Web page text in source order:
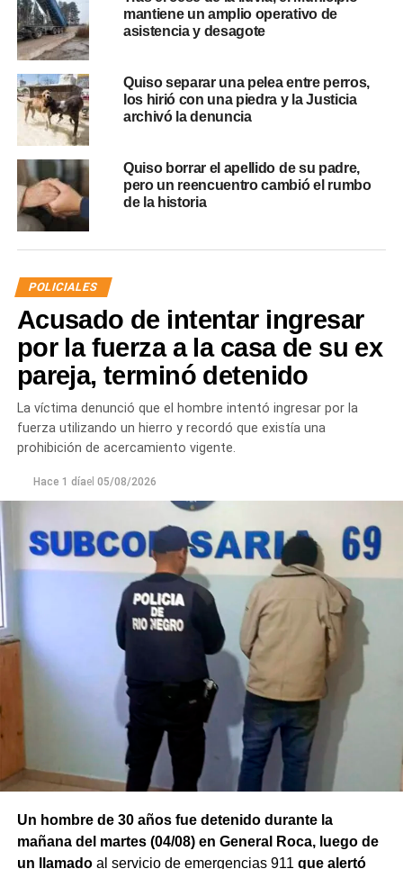
mantiene un amplio operativo de
asistencia y desagote
Quiso separar una pelea entre perros,
los hirió con una piedra y la Justicia
archivó la denuncia
Quiso borrar el apellido de su padre,
pero un reencuentro cambió el rumbo
de la historia
POLICIALES
Acusado de intentar ingresar
por la fuerza a la casa de su ex
pareja, terminó detenido
La víctima denunció que el hombre intentó ingresar por la
fuerza utilizando un hierro y recordó que existía una
prohibición de acercamiento vigente.
Hace 1 díael 05/08/2026
Un hombre de 30 años fue detenido durante la
mañana del martes (04/08) en General Roca, luego de
un llamadoal servicio de emergencias 911 que alertó